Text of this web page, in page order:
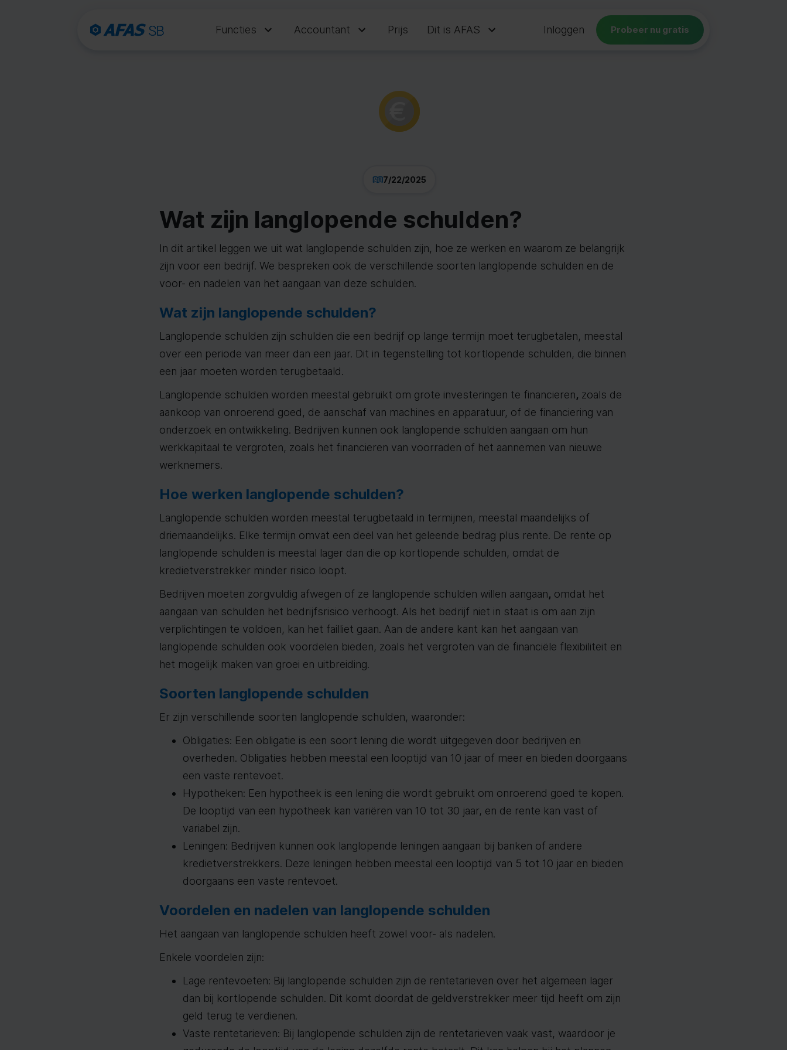
Functies Accountant Prijs Dit is AFAS Inloggen Probeer nu gratis
7/22/2025
Wat zijn langlopende schulden?
In dit artikel leggen we uit wat langlopende schulden zijn, hoe ze werken en waarom ze belangrijk
zijn voor een bedrijf. We bespreken ook de verschillende soorten langlopende schulden en de
voor- en nadelen van het aangaan van deze schulden.
Wat zijn langlopende schulden?
Langlopende schulden zijn schulden die een bedrijf op lange termijn moet terugbetalen, meestal
over een periode van meer dan een jaar. Dit in tegenstelling tot kortlopende schulden, die binnen
een jaar moeten worden terugbetaald.
Langlopende schulden worden meestal gebruikt om grote investeringen te financieren, zoals de
aankoop van onroerend goed, de aanschaf van machines en apparatuur, of de financiering van
onderzoek en ontwikkeling. Bedrijven kunnen ook langlopende schulden aangaan om hun
werkkapitaal te vergroten, zoals het financieren van voorraden of het aannemen van nieuwe
werknemers.
Hoe werken langlopende schulden?
Langlopende schulden worden meestal terugbetaald in termijnen, meestal maandelijks of
driemaandelijks. Elke termijn omvat een deel van het geleende bedrag plus rente. De rente op
langlopende schulden is meestal lager dan die op kortlopende schulden, omdat de
kredietverstrekker minder risico loopt.
Bedrijven moeten zorgvuldig afwegen of ze langlopende schulden willen aangaan, omdat het
aangaan van schulden het bedrijfsrisico verhoogt. Als het bedrijf niet in staat is om aan zijn
verplichtingen te voldoen, kan het failliet gaan. Aan de andere kant kan het aangaan van
langlopende schulden ook voordelen bieden, zoals het vergroten van de financiële flexibiliteit en
het mogelijk maken van groei en uitbreiding.
Soorten langlopende schulden
Er zijn verschillende soorten langlopende schulden, waaronder:
Obligaties: Een obligatie is een soort lening die wordt uitgegeven door bedrijven en
overheden. Obligaties hebben meestal een looptijd van 10 jaar of meer en bieden doorgaans
een vaste rentevoet.
Hypotheken: Een hypotheek is een lening die wordt gebruikt om onroerend goed te kopen.
De looptijd van een hypotheek kan variëren van 10 tot 30 jaar, en de rente kan vast of
variabel zijn.
Leningen: Bedrijven kunnen ook langlopende leningen aangaan bij banken of andere
kredietverstrekkers. Deze leningen hebben meestal een looptijd van 5 tot 10 jaar en bieden
doorgaans een vaste rentevoet.
Voordelen en nadelen van langlopende schulden
Het aangaan van langlopende schulden heeft zowel voor- als nadelen.
Enkele voordelen zijn:
Lage rentevoeten: Bij langlopende schulden zijn de rentetarieven over het algemeen lager
dan bij kortlopende schulden. Dit komt doordat de geldverstrekker meer tijd heeft om zijn
geld terug te verdienen.
Vaste rentetarieven: Bij langlopende schulden zijn de rentetarieven vaak vast, waardoor je